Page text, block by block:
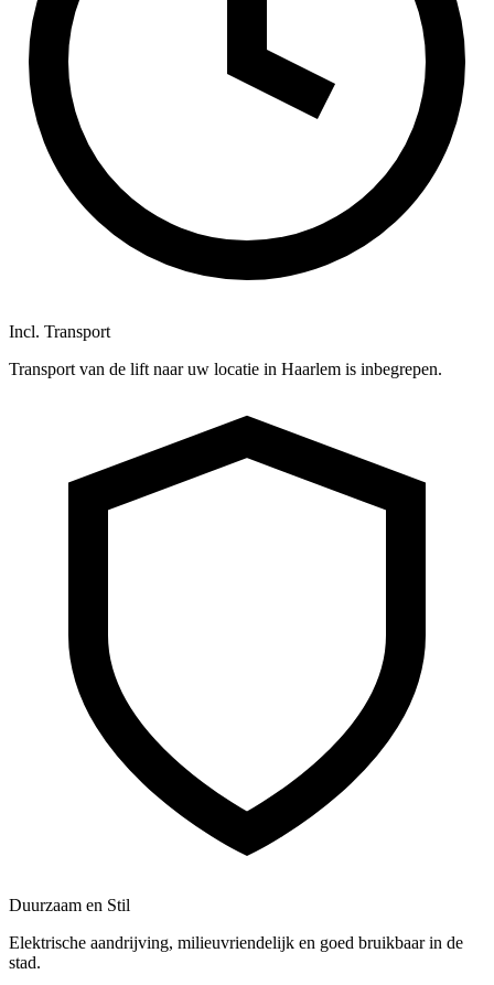
Incl. Transport
Transport van de lift naar uw locatie in Haarlem is inbegrepen.
Duurzaam en Stil
Elektrische aandrijving, milieuvriendelijk en goed bruikbaar in de
stad.